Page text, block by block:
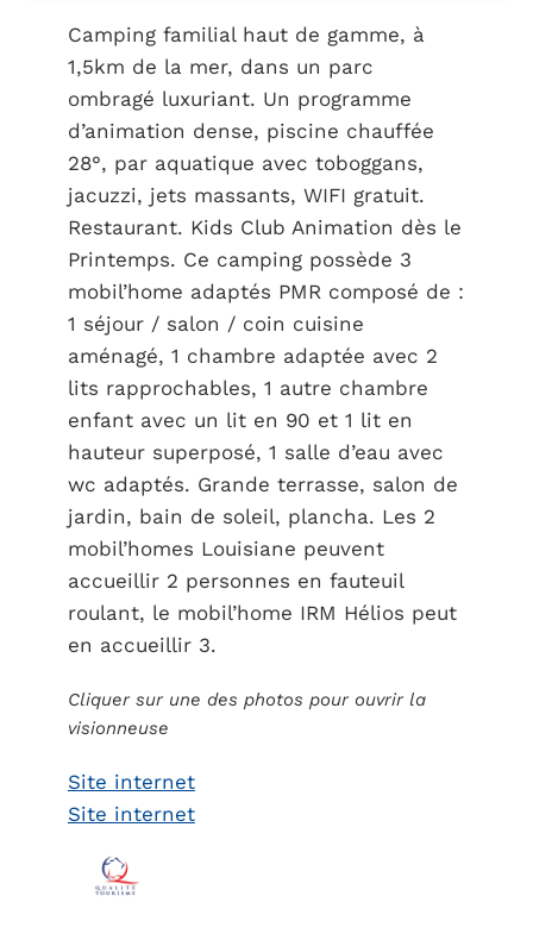
Camping familial haut de gamme, à
1,5km de la mer, dans un parc
ombragé luxuriant. Un programme
d’animation dense, piscine chauffée
28°, par aquatique avec toboggans,
jacuzzi, jets massants, WIFI gratuit.
Restaurant. Kids Club Animation dès le
Printemps. Ce camping possède 3
mobil’home adaptés PMR composé de :
1 séjour / salon / coin cuisine
aménagé, 1 chambre adaptée avec 2
lits rapprochables, 1 autre chambre
enfant avec un lit en 90 et 1 lit en
hauteur superposé, 1 salle d’eau avec
wc adaptés. Grande terrasse, salon de
jardin, bain de soleil, plancha. Les 2
mobil’homes Louisiane peuvent
accueillir 2 personnes en fauteuil
roulant, le mobil’home IRM Hélios peut
en accueillir 3.
Cliquer sur une des photos pour ouvrir la
visionneuse
Site internet
Site internet